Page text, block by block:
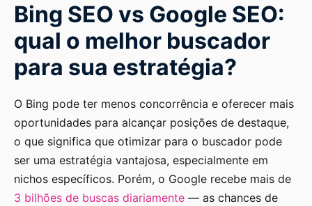
Bing SEO vs Google SEO:
qual o melhor buscador
para sua estratégia?
O Bing pode ter menos concorrência e oferecer mais
oportunidades para alcançar posições de destaque,
o que significa que otimizar para o buscador pode
ser uma estratégia vantajosa, especialmente em
nichos específicos. Porém, o Google recebe mais de
3 bilhões de buscas diariamente — as chances de